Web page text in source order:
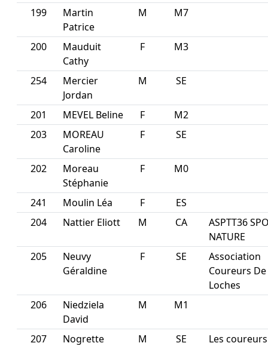
199
Martin
Patrice
M M7
200
Mauduit
Cathy
F M3
254
Mercier
Jordan
M SE
201 MEVEL Beline F
M2
203
MOREAU
Caroline
F SE
202
Moreau
Stéphanie
F M0
241 Moulin Léa F
ES
204
Nattier Eliott M CA
ASPTT36
NATURE
205
Neuvy
Géraldine
F SE
Association
Coureurs De
Loches
206
Niedziela
David
M M1
207
Nogrette
M SE
Les